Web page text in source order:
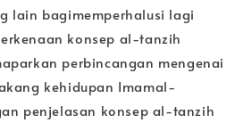
lain bagimemperhalusi lagi
konsep al-tanzih
perbincangan mengenai
kehidupan Imamal-
penjelasan konsep al-tanzih